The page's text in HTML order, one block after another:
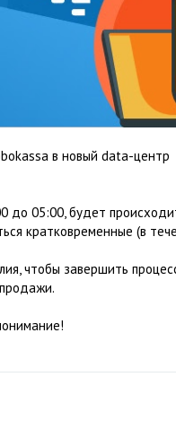
в новый data-центр
до 05:00, будет
кратковременные (в
чтобы завершить